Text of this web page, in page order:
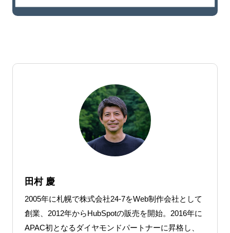
田村 慶
2005年に札幌で株式会社24-7をWeb制作会社として
創業、2012年からHubSpotの販売を開始。2016年に
APAC初となるダイヤモンドパートナーに昇格し、